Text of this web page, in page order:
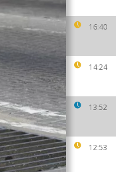
16:40
14:24
13:52
12:53